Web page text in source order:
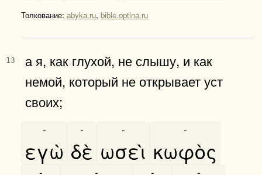
Толкование: abyka.ru, bible.optina.ru
13
а я, как глухой, не слышу, и как
немой, который не открывает уст
своих;
εγὼ
-
δὲ
-
ωσεὶ
-
κωφὸς
-
- - - -